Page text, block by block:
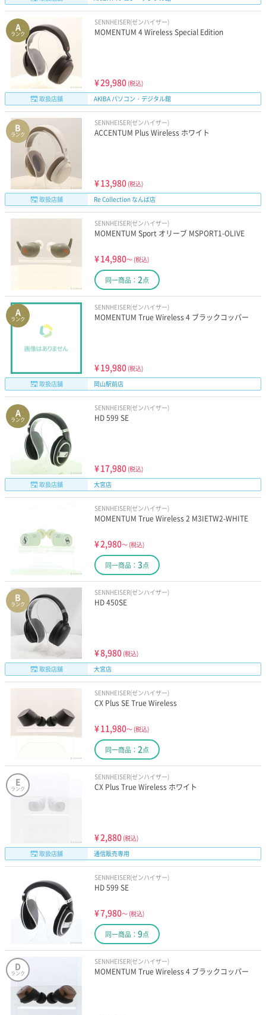
A
ランク
SENNHEISER(ゼンハイザー)
MOMENTUM 4 Wireless Special Edition
¥29,980 (税込)
取扱店舗
AKIBA パソコン・デジタル館
B
ランク
SENNHEISER(ゼンハイザー)
ACCENTUM Plus Wireless ホワイト
¥13,980 (税込)
取扱店舗
Re Collection なんば店
SENNHEISER(ゼンハイザー)
MOMENTUM Sport オリーブ MSPORT1-OLIVE
¥14,980～ (税込)
同一商品： 2点
A
ランク
SENNHEISER(ゼンハイザー)
MOMENTUM True Wireless 4 ブラックコッパー
¥19,980 (税込)
取扱店舗
岡山駅前店
A
ランク
SENNHEISER(ゼンハイザー)
HD 599 SE
¥17,980 (税込)
取扱店舗
大宮店
SENNHEISER(ゼンハイザー)
MOMENTUM True Wireless 2 M3IETW2-WHITE
¥2,980～ (税込)
同一商品： 3点
B
ランク
SENNHEISER(ゼンハイザー)
HD 450SE
¥8,980 (税込)
取扱店舗
大宮店
SENNHEISER(ゼンハイザー)
CX Plus SE True Wireless
¥11,980～ (税込)
同一商品： 2点
E
ランク
SENNHEISER(ゼンハイザー)
CX Plus True Wireless ホワイト
¥2,880 (税込)
取扱店舗
通信販売専用
SENNHEISER(ゼンハイザー)
HD 599 SE
¥7,980～ (税込)
同一商品： 9点
D
ランク
SENNHEISER(ゼンハイザー)
MOMENTUM True Wireless 4 ブラックコッパー